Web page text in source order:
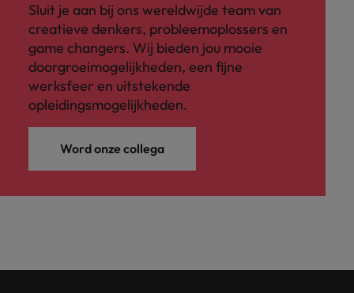
Sluit je aan bij ons wereldwijde team van
creatieve denkers, probleemoplossers en
game changers. Wij bieden jou mooie
doorgroeimogelijkheden, een fijne
werksfeer en uitstekende
opleidingsmogelijkheden.
Word onze collega